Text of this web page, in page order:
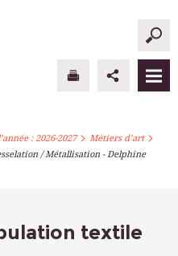
: 2026-2027> Métiers d’art>
/ Métallisation - Delphine
textile